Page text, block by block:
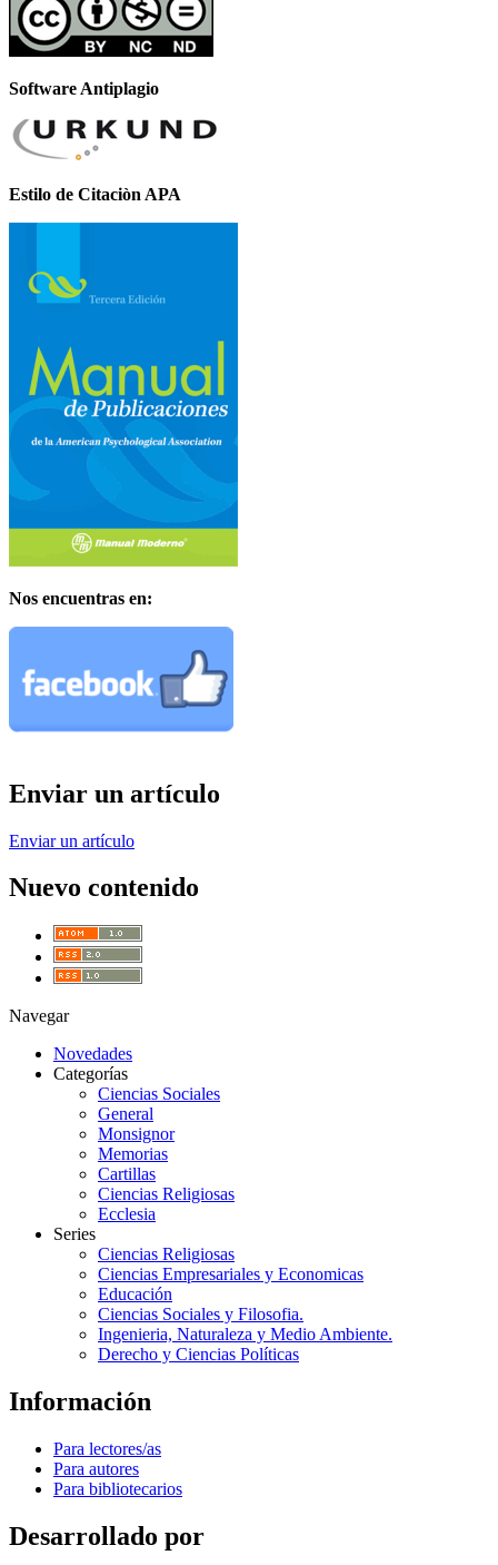
Software Antiplagio
Estilo de Citaciòn APA
Nos encuentras en:
Enviar un artículo
Enviar un artículo
Nuevo contenido
Navegar
Novedades
Categorías
Ciencias Sociales
General
Monsignor
Memorias
Cartillas
Ciencias Religiosas
Ecclesia
Series
Ciencias Religiosas
Ciencias Empresariales y Economicas
Educación
Ciencias Sociales y Filosofia.
Ingenieria, Naturaleza y Medio Ambiente.
Derecho y Ciencias Políticas
Información
Para lectores/as
Para autores
Para bibliotecarios
Desarrollado por